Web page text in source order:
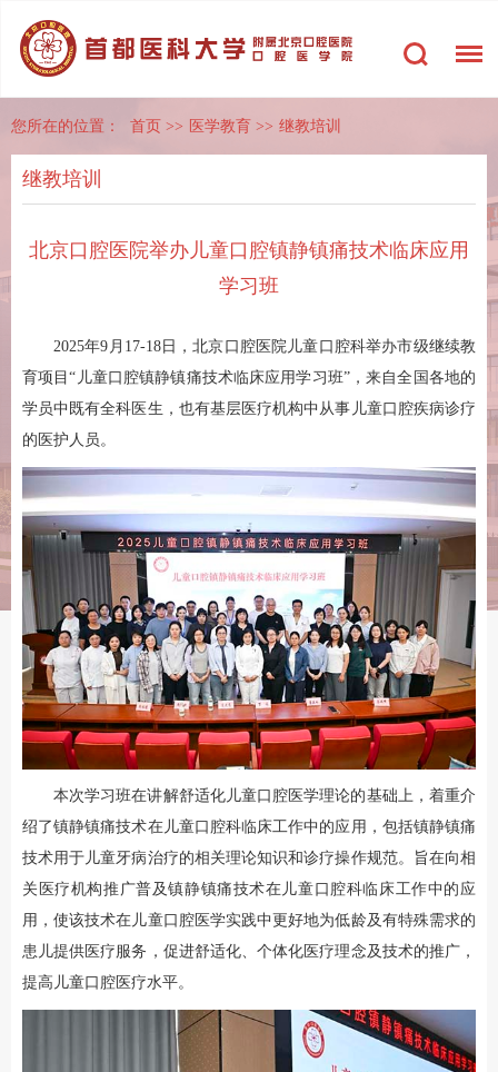
您所在的位置： 首页 >> 医学教育 >> 继教培训
继教培训
北京口腔医院举办儿童口腔镇静镇痛技术临床应用
学习班
2025年9月17-18日，北京口腔医院儿童口腔科举办市级继续教
育项目“儿童口腔镇静镇痛技术临床应用学习班”，来自全国各地的
学员中既有全科医生，也有基层医疗机构中从事儿童口腔疾病诊疗
的医护人员。
本次学习班在讲解舒适化儿童口腔医学理论的基础上，着重介
绍了镇静镇痛技术在儿童口腔科临床工作中的应用，包括镇静镇痛
技术用于儿童牙病治疗的相关理论知识和诊疗操作规范。旨在向相
关医疗机构推广普及镇静镇痛技术在儿童口腔科临床工作中的应
用，使该技术在儿童口腔医学实践中更好地为低龄及有特殊需求的
患儿提供医疗服务，促进舒适化、个体化医疗理念及技术的推广，
提高儿童口腔医疗水平。